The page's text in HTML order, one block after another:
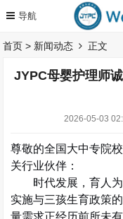
首页 > 新闻动态 正文
JYPC母婴护理师
2026-05-03
尊敬的全国大中专院
关行业伙伴：
时代发展，育人
实施与三孩生育政策
量需求正经历前所未